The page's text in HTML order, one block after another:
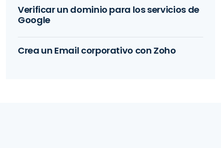
Verificar un dominio para los servicios de
Google
Crea un Email corporativo con Zoho